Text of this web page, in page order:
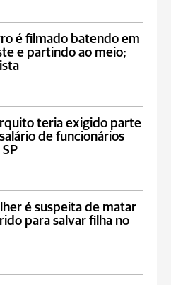
é filmado batendo em
e partindo ao meio;
teria exigido parte
de funcionários
é suspeita de matar
para salvar filha no